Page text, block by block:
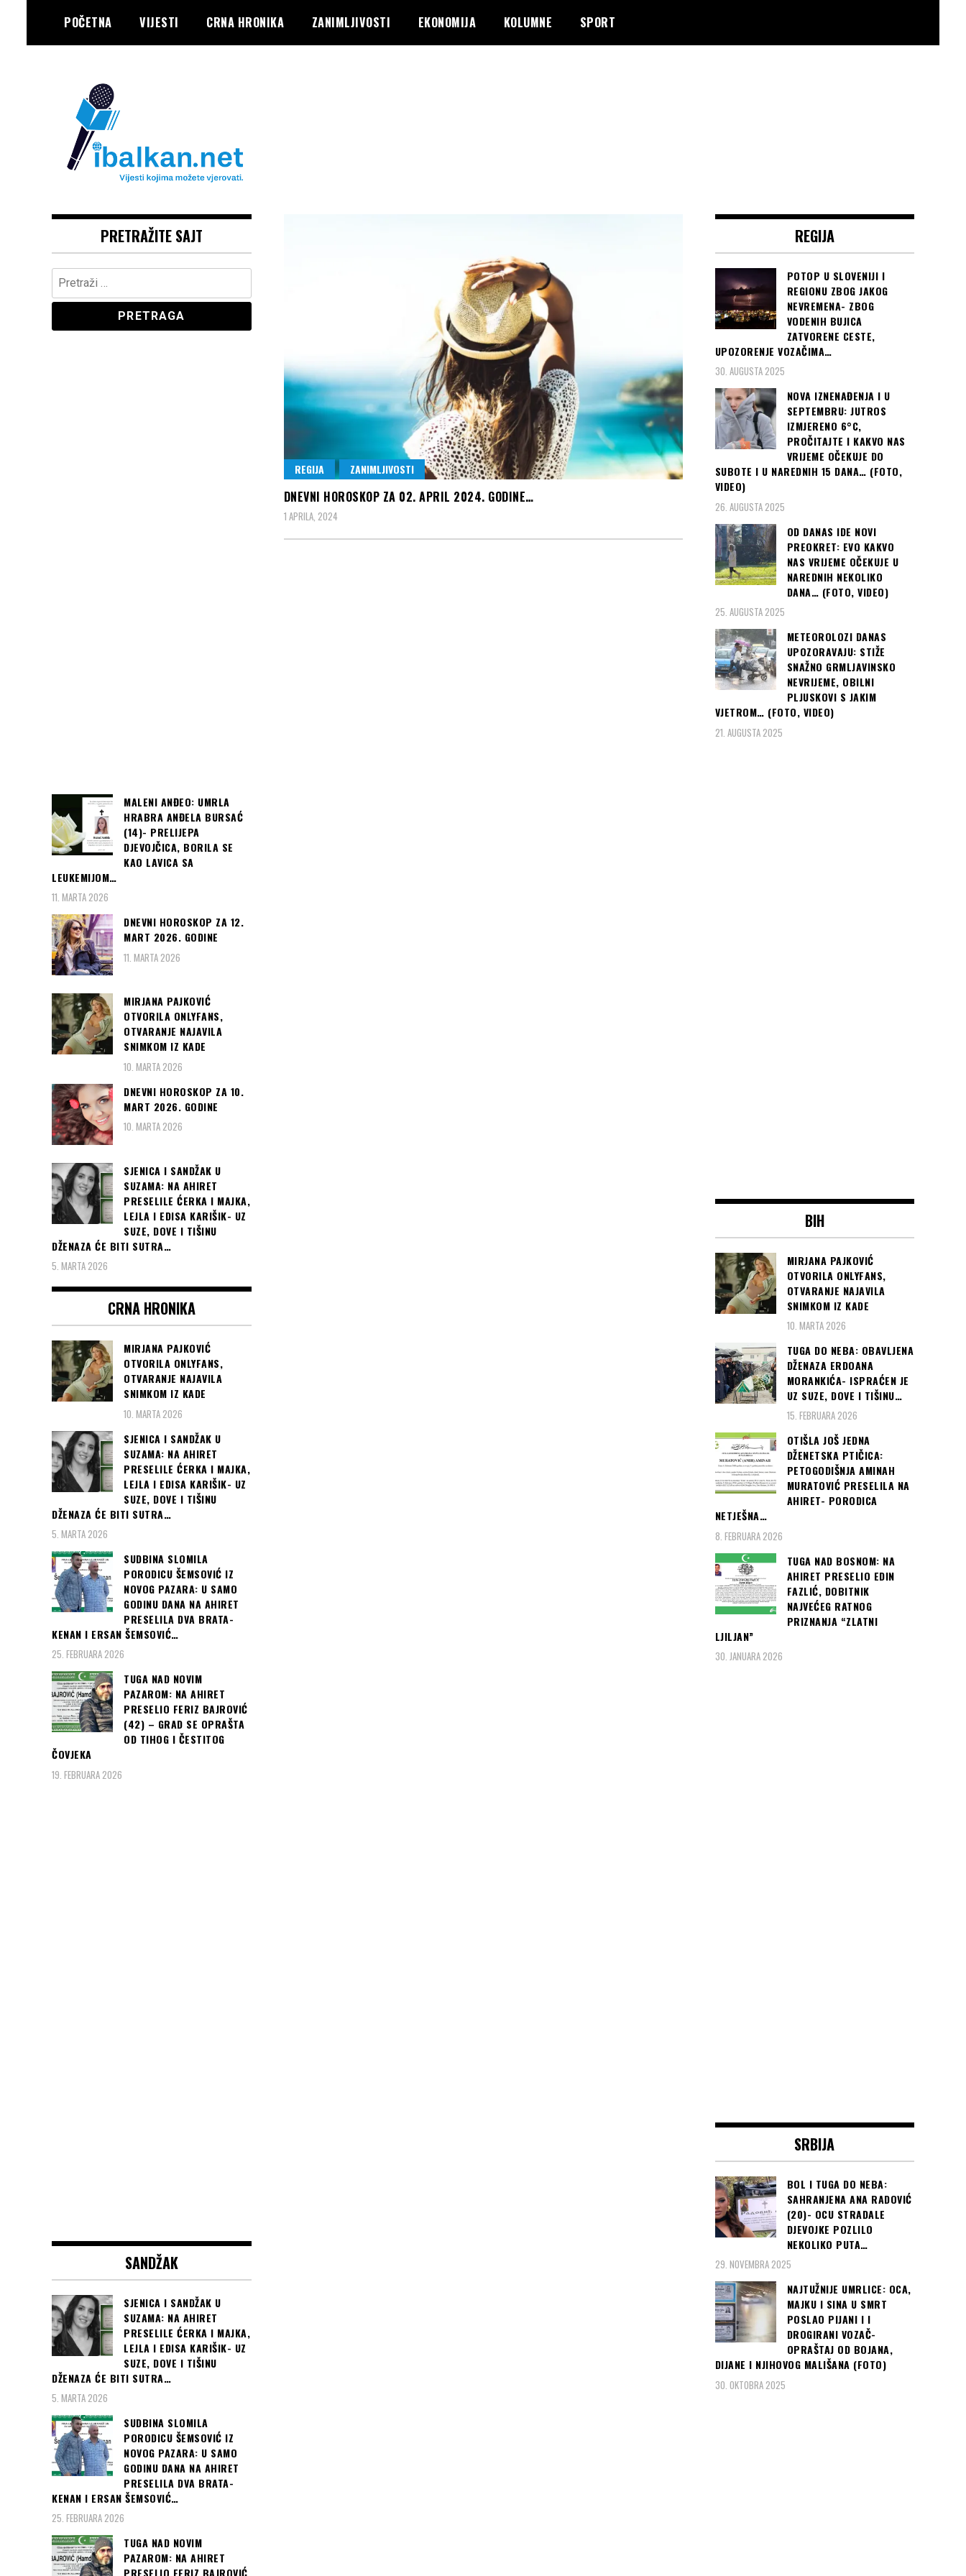
content
POČETNA VIJESTI CRNA HRONIKA ZANIMLJIVOSTI EKONOMIJA KOLUMNE SPORT
IBALKAN
REGIJA ZANIMLJIVOSTI
DNEVNI HOROSKOP ZA 02. APRIL 2024. GODINE…
1 APRILA, 2024
PRETRAŽITE SAJT
Pretraga:
MALENI ANĐEO: UMRLA
HRABRA ANĐELA BURSAĆ
(14)- PRELIJEPA
DJEVOJČICA, BORILA SE
KAO LAVICA SA
LEUKEMIJOM…
11. MARTA 2026
DNEVNI HOROSKOP ZA 12.
MART 2026. GODINE
11. MARTA 2026
MIRJANA PAJKOVIĆ
OTVORILA ONLYFANS,
OTVARANJE NAJAVILA
SNIMKOM IZ KADE
10. MARTA 2026
DNEVNI HOROSKOP ZA 10.
MART 2026. GODINE
10. MARTA 2026
SJENICA I SANDŽAK U
SUZAMA: NA AHIRET
PRESELILE ĆERKA I MAJKA,
LEJLA I EDISA KARIŠIK- UZ
SUZE, DOVE I TIŠINU
DŽENAZA ĆE BITI SUTRA…
5. MARTA 2026
CRNA HRONIKA
MIRJANA PAJKOVIĆ
OTVORILA ONLYFANS,
OTVARANJE NAJAVILA
SNIMKOM IZ KADE
10. MARTA 2026
SJENICA I SANDŽAK U
SUZAMA: NA AHIRET
PRESELILE ĆERKA I MAJKA,
LEJLA I EDISA KARIŠIK- UZ
SUZE, DOVE I TIŠINU
DŽENAZA ĆE BITI SUTRA…
5. MARTA 2026
SUDBINA SLOMILA
PORODICU ŠEMSOVIĆ IZ
NOVOG PAZARA: U SAMO
GODINU DANA NA AHIRET
PRESELILA DVA BRATA-
KENAN I ERSAN ŠEMSOVIĆ…
25. FEBRUARA 2026
TUGA NAD NOVIM
PAZAROM: NA AHIRET
PRESELIO FERIZ BAJROVIĆ
(42) – GRAD SE OPRAŠTA
OD TIHOG I ČESTITOG
ČOVJEKA
19. FEBRUARA 2026
SANDŽAK
SJENICA I SANDŽAK U
SUZAMA: NA AHIRET
PRESELILE ĆERKA I MAJKA,
LEJLA I EDISA KARIŠIK- UZ
SUZE, DOVE I TIŠINU
DŽENAZA ĆE BITI SUTRA…
5. MARTA 2026
SUDBINA SLOMILA
PORODICU ŠEMSOVIĆ IZ
NOVOG PAZARA: U SAMO
GODINU DANA NA AHIRET
PRESELILA DVA BRATA-
KENAN I ERSAN ŠEMSOVIĆ…
25. FEBRUARA 2026
TUGA NAD NOVIM
PAZAROM: NA AHIRET
REGIJA
POTOP U SLOVENIJI I
REGIONU ZBOG JAKOG
NEVREMENA- ZBOG
VODENIH BUJICA
ZATVORENE CESTE,
UPOZORENJE VOZAČIMA…
30. AUGUSTA 2025
NOVA IZNENAĐENJA I U
SEPTEMBRU: JUTROS
IZMJERENO 6°C,
PROČITAJTE I KAKVO NAS
VRIJEME OČEKUJE DO
SUBOTE I U NAREDNIH 15 DANA… (FOTO,
VIDEO)
26. AUGUSTA 2025
OD DANAS IDE NOVI
PREOKRET: EVO KAKVO
NAS VRIJEME OČEKUJE U
NAREDNIH NEKOLIKO
DANA… (FOTO, VIDEO)
25. AUGUSTA 2025
METEOROLOZI DANAS
UPOZORAVAJU: STIŽE
SNAŽNO GRMLJAVINSKO
NEVRIJEME, OBILNI
PLJUSKOVI S JAKIM
VJETROM… (FOTO, VIDEO)
21. AUGUSTA 2025
BIH
MIRJANA PAJKOVIĆ
OTVORILA ONLYFANS,
OTVARANJE NAJAVILA
SNIMKOM IZ KADE
10. MARTA 2026
TUGA DO NEBA: OBAVLJENA
DŽENAZA ERDOANA
MORANKIĆA- ISPRAĆEN JE
UZ SUZE, DOVE I TIŠINU…
15. FEBRUARA 2026
OTIŠLA JOŠ JEDNA
DŽENETSKA PTIČICA:
PETOGODIŠNJA AMINAH
MURATOVIĆ PRESELILA NA
AHIRET- PORODICA
NETJEŠNA…
8. FEBRUARA 2026
TUGA NAD BOSNOM: NA
AHIRET PRESELIO EDIN
FAZLIĆ, DOBITNIK
NAJVEĆEG RATNOG
PRIZNANJA “ZLATNI
LJILJAN”
30. JANUARA 2026
SRBIJA
BOL I TUGA DO NEBA:
SAHRANJENA ANA RADOVIĆ
(20)- OCU STRADALE
DJEVOJKE POZLILO
NEKOLIKO PUTA…
29. NOVEMBRA 2025
NAJTUŽNIJE UMRLICE: OCA,
MAJKU I SINA U SMRT
POSLAO PIJANI I I
DROGIRANI VOZAČ-
OPRAŠTAJ OD BOJANA,
DIJANE I NJIHOVOG MALIŠANA (FOTO)
30. OKTOBRA 2025